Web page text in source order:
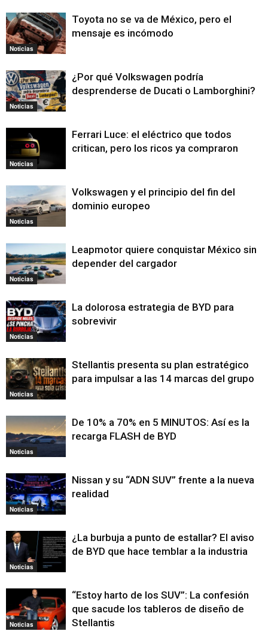
Noticias
Toyota no se va de México, pero el
mensaje es incómodo
Noticias
¿Por qué Volkswagen podría
desprenderse de Ducati o Lamborghini?
Noticias
Ferrari Luce: el eléctrico que todos
critican, pero los ricos ya compraron
Noticias
Volkswagen y el principio del fin del
dominio europeo
Noticias
Leapmotor quiere conquistar México sin
depender del cargador
Noticias
La dolorosa estrategia de BYD para
sobrevivir
Noticias
Stellantis presenta su plan estratégico
para impulsar a las 14 marcas del grupo
Noticias
De 10% a 70% en 5 MINUTOS: Así es la
recarga FLASH de BYD
Noticias
Nissan y su “ADN SUV” frente a la nueva
realidad
Noticias
¿La burbuja a punto de estallar? El aviso
de BYD que hace temblar a la industria
Noticias
“Estoy harto de los SUV”: La confesión
que sacude los tableros de diseño de
Stellantis